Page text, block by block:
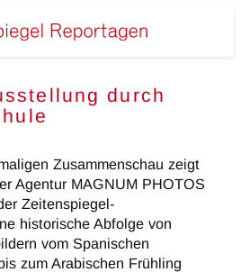
durch
Zusammenschau zeigt
Agentur MAGNUM PHOTOS
Zeitenspiegel-
historische Abfolge von
vom Spanischen
zum Arabischen Frühling